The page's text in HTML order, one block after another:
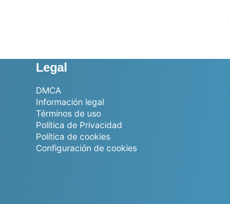
Legal
DMCA
Información legal
Términos de uso
Política de Privacidad
Política de cookies
Configuración de cookies